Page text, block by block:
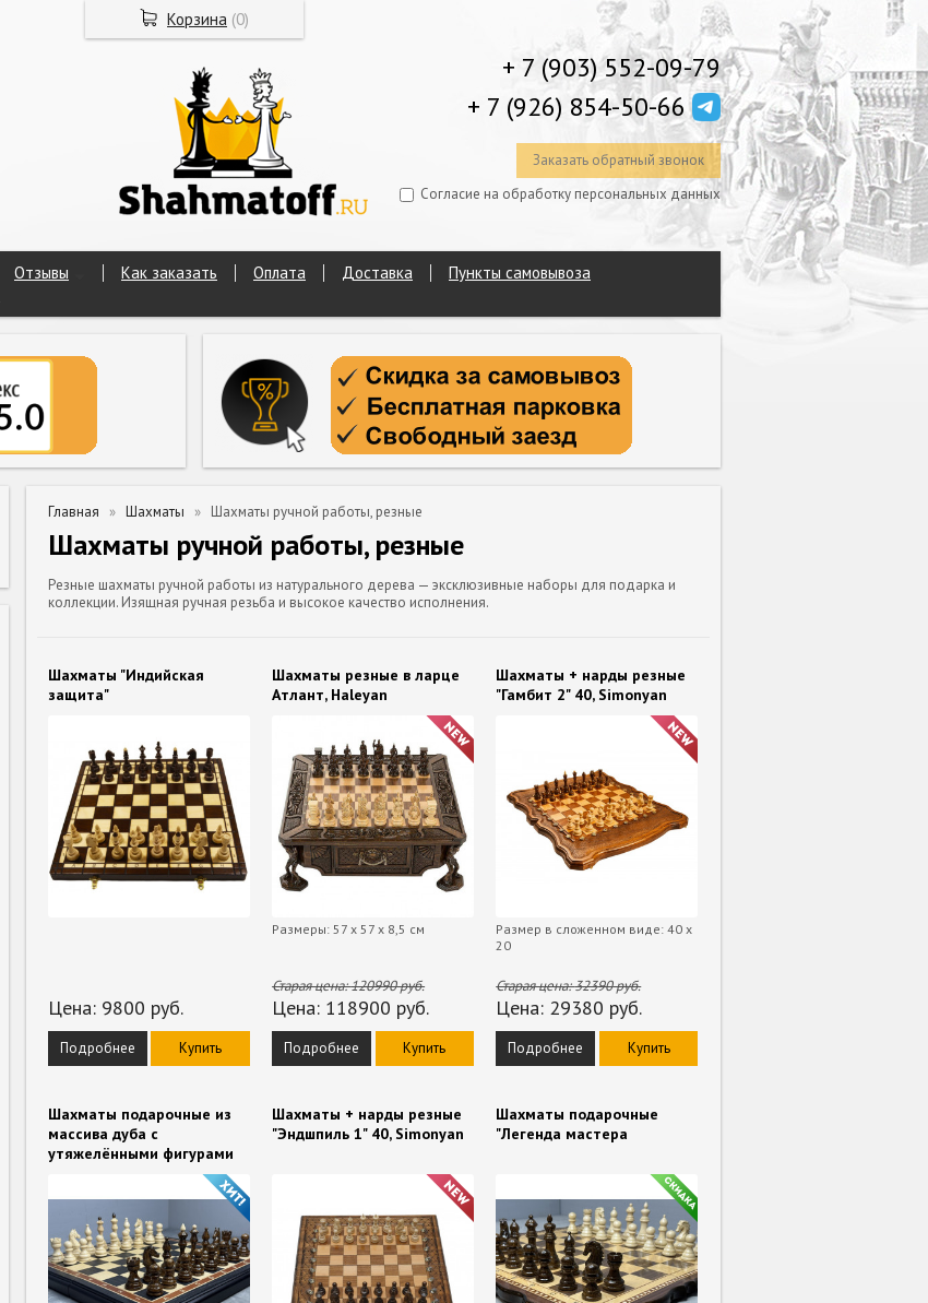
+ 7 (903) 552-09-79
+ 7 (926) 854-50-66
Заказать обратный звонок
Согласие на обработку персональных данных
Отзывы Как заказать Оплата Доставка
Пункты самовывоза
Главная Шахматы Шахматы ручной работы, резные
Шахматы ручной работы, резные
Резные шахматы ручной работы из натурального дерева — эксклюзивные наборы для подарка и
коллекции. Изящная ручная резьба и высокое качество исполнения.
Шахматы "Индийская
защита"
Цена: 9800 руб.
Подробнее Купить
Шахматы резные в ларце
Атлант, Haleyan
Размеры: 57 х 57 х 8,5 см
Старая цена:120990руб.
Цена: 118900 руб.
Подробнее Купить
Шахматы + нарды резные
"Гамбит 2" 40, Simonyan
Размер в сложенном виде: 40 х
20
Старая цена:32390руб.
Цена: 29380 руб.
Подробнее Купить
Шахматы подарочные из
массива дуба с
утяжелёнными фигурами
Шахматы + нарды резные
"Эндшпиль 1" 40, Simonyan
Шахматы подарочные
"Легенда мастера
Корзина (0)